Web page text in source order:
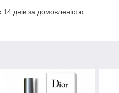
днів за домовленістю